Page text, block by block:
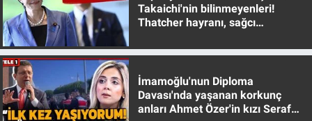
Takaichi'nin bilinmeyenleri!
Thatcher hayranı, sağcı
İmamoğlu'nun Diploma
Davası'nda yaşanan korkunç
anları Ahmet Özer'in kızı Seraf